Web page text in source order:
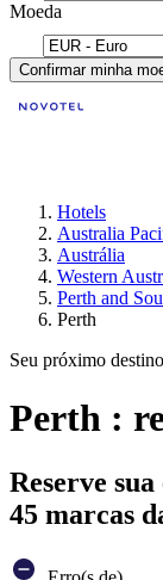
Moeda
Confirmar minha
Hotels
Australia
Austrália
Western
Perth and
Perth
Seu próximo destino
Perth :
Reserve
45 marcas